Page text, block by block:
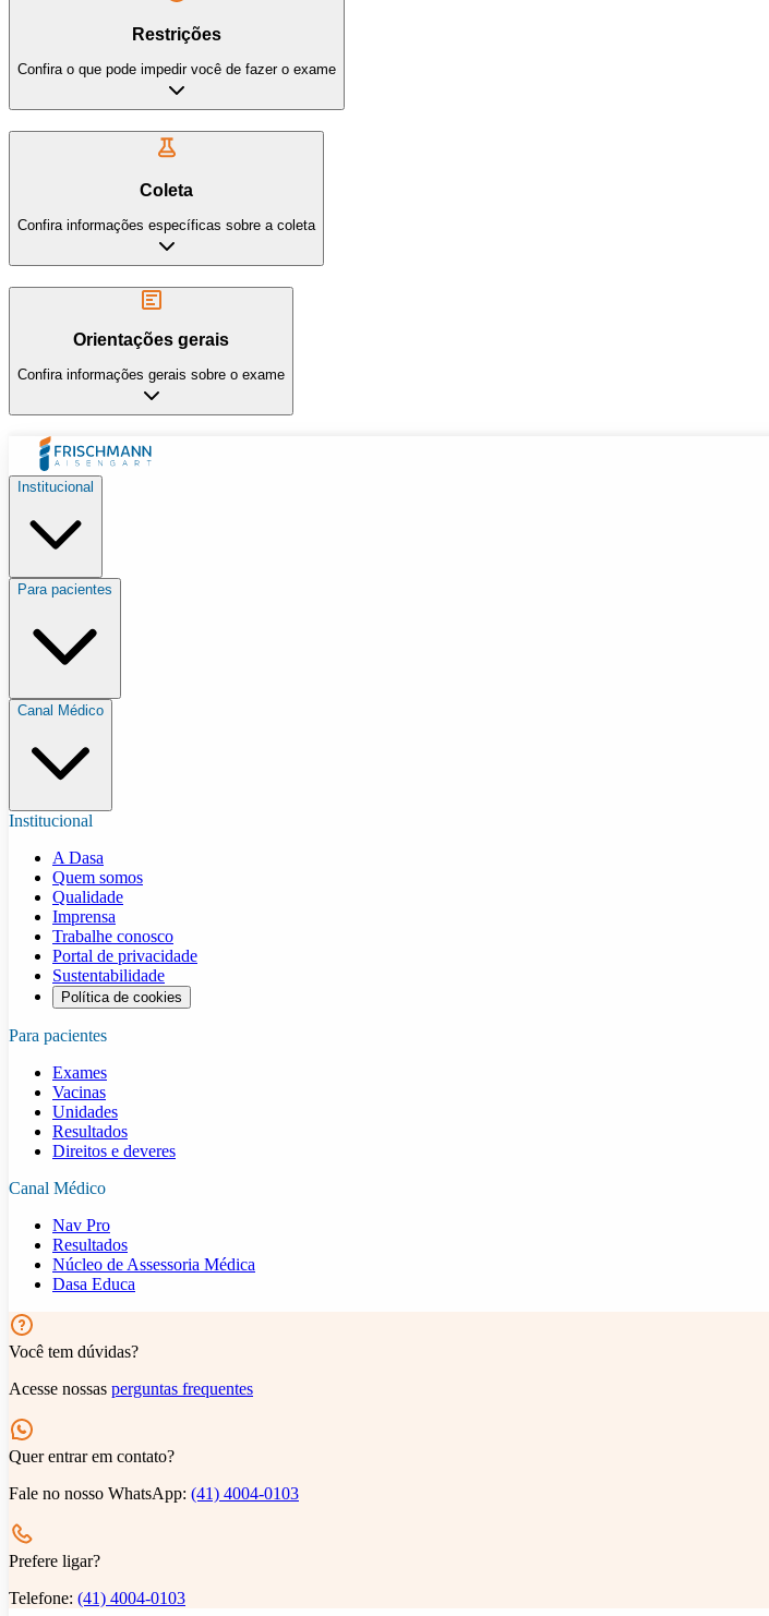
Restrições
Confira o que pode impedir você de fazer o exame
Coleta
Confira informações específicas sobre a coleta
Orientações gerais
Confira informações gerais sobre o exame
Institucional
Para pacientes
Canal Médico
Institucional
A Dasa
Quem somos
Qualidade
Imprensa
Trabalhe conosco
Portal de privacidade
Sustentabilidade
Política de cookies
Para pacientes
Exames
Vacinas
Unidades
Resultados
Direitos e deveres
Canal Médico
Nav Pro
Resultados
Núcleo de Assessoria Médica
Dasa Educa
Você tem dúvidas?
Acesse nossas perguntas frequentes
Quer entrar em contato?
Fale no nosso WhatsApp: (41) 4004-0103
Prefere ligar?
Telefone: (41) 4004-0103